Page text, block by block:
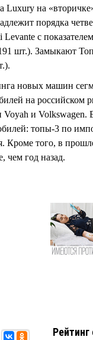
Luxury на
порядка
Levante с
шт.). Замыкают
новых машин
на российском
и Volkswagen.
топы-3 по
Кроме того, в
чем год назад.
Рейтинг